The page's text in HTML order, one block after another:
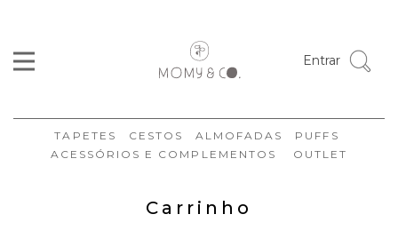
Entrar
TAPETES CESTOS ALMOFADAS
PUFFS
ACESSÓRIOS E COMPLEMENTOS
OUTLET
Carrinho